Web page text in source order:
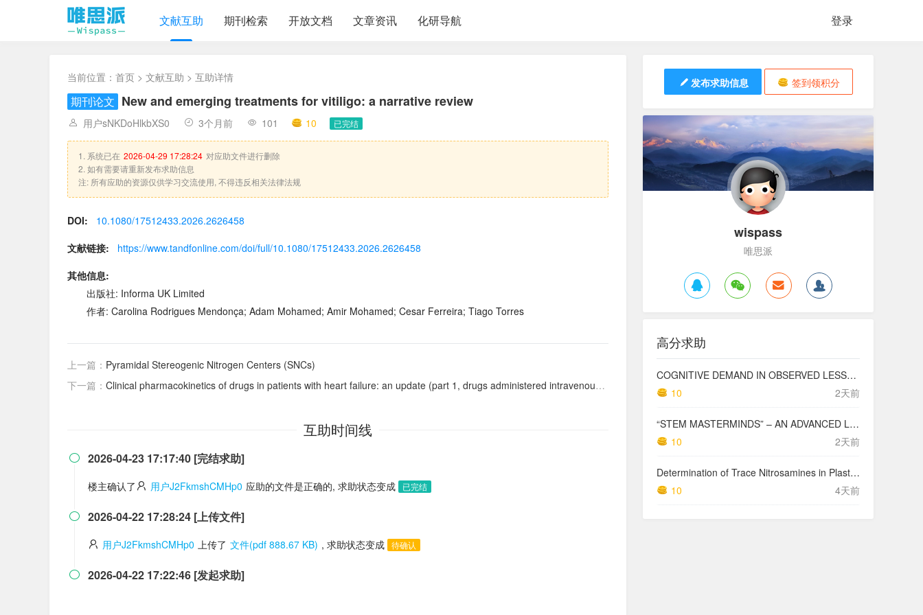
登录
文献互助 期刊检索 开放文档 文章资讯 化研导航
当前位置： 首页 > 文献互助 > 互助详情
期刊论文 New and emerging treatments for vitiligo: a narrative review
用户sNKDoHlkbXS0 3个月前 101 10 已完结
1. 系统已在 2026-04-29 17:28:24 对应助文件进行删除
2. 如有需要请重新发布求助信息
注: 所有应助的资源仅供学习交流使用, 不得违反相关法律法规
DOI:
10.1080/17512433.2026.2626458
文献链接:
https://www.tandfonline.com/doi/full/10.1080/17512433.2026.2626458
其他信息:
出版社: Informa UK Limited
作者: Carolina Rodrigues Mendonça; Adam Mohamed; Amir Mohamed; Cesar Ferreira; Tiago Torres
上一篇： Pyramidal Stereogenic Nitrogen Centers (SNCs)
下一篇： Clinical pharmacokinetics of drugs in patients with heart failure: an update (part 1, drugs administered intravenously)
互助时间线
 2026-04-23 17:17:40 [完结求助]
楼主确认了 用户J2FkmshCMHp0 应助的文件是正确的, 求助状态变成 已完结
 2026-04-22 17:28:24 [上传文件]
用户J2FkmshCMHp0 上传了 文件(pdf 888.67 KB) , 求助状态变成 待确认
 2026-04-22 17:22:46 [发起求助]
发布求助信息 签到领积分
wispass
唯思派
高分求助
COGNITIVE DEMAND IN OBSERVED LESSONS AND NATIONAL TESTING COMPARED TO PISA MATHEMATICS RESULTS IN LATVIA
10
2天前
“STEM MASTERMINDS” – AN ADVANCED LEVEL INTEGRATED STEM CURRICULUM
10
2天前
Determination of Trace Nitrosamines in Plastic Pharmaceutical Packaging Materials
10
4天前